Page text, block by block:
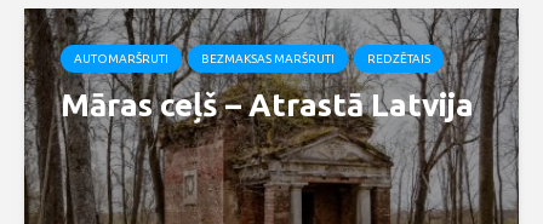
AUTOMARŠRUTI BEZMAKSAS MARŠRUTI REDZĒTAIS
Māras ceļš – Atrastā Latvija